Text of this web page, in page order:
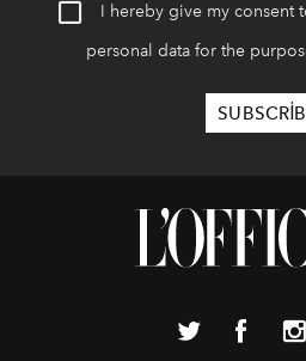
I hereby give my consent
personal data for the